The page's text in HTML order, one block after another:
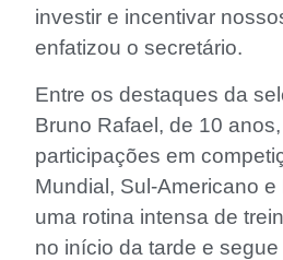
investir e incentivar
enfatizou o secretário.
Entre os destaques da
Bruno Rafael, de 10
participações em
Mundial, Sul-Americano e
uma rotina intensa de
no início da tarde e